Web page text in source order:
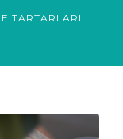
TARTARLARI